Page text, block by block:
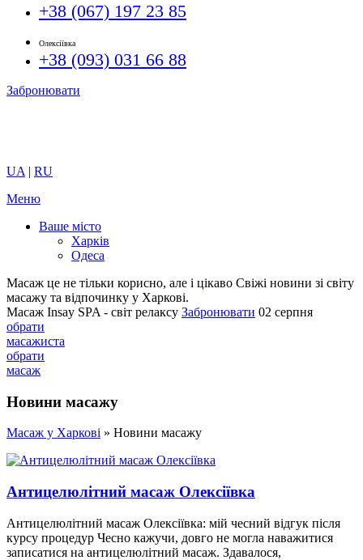
+38 (067) 197 23 85
Олексіївка
+38 (093) 031 66 88
Забронювати
UA | RU
Меню
Ваше місто
Харків
Одеса
Масаж це не тільки корисно, але і цікаво Свіжі новини зі світу
масажу та відпочинку у Харкові.
Масаж Insay SPA - світ релаксу Забронювати 02 серпня
обрати
масажиста
обрати
масаж
Новини масажу
Масаж у Харкові » Новини масажу
Антицелюлітний масаж Олексіївка
Антицелюлітний масаж Олексіївка: мій чесний відгук після
курсу процедур Чесно кажучи, довго не могла наважитися
записатися на антицелюлітний масаж. Здавалося,